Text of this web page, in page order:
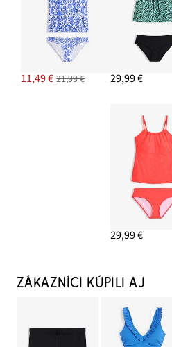
11,49 € 21,99 € 29,99 €
29,99 €
ZÁKAZNÍCI KÚPILI AJ